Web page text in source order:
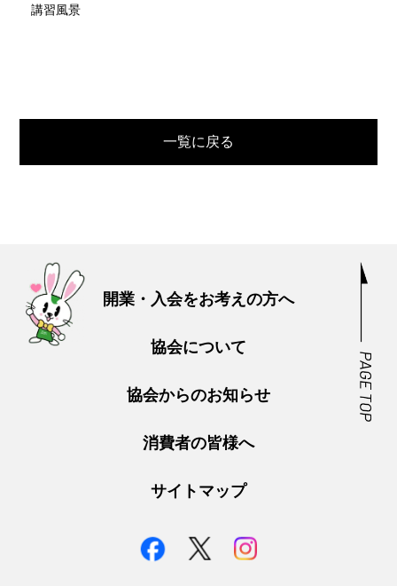
講習風景
一覧に戻る
開業・入会をお考えの方へ
協会について
協会からのお知らせ
消費者の皆様へ
サイトマップ